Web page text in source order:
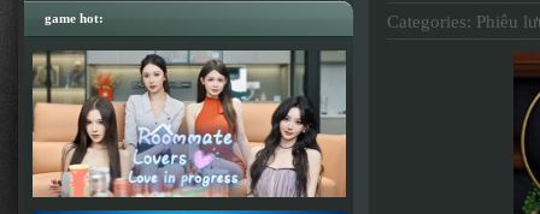
Categories: Phiêu
game hot: